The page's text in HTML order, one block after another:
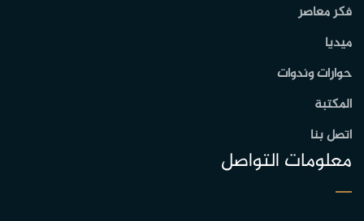
فكر معاصر
ميديا
حوارات وندوات
المكتبة
اتصل بنا
معلومات التواصل